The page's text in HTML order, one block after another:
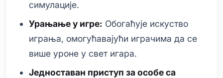
симулације.
Урањање у игре: Обогаћује искуство
играња, омогућавајући играчима да се
више уроне у свет игара.
Једноставан приступ за особе са